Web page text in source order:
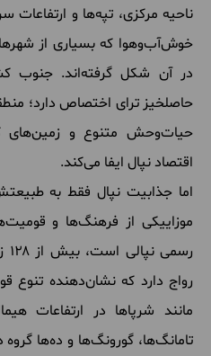
ناحیه مرکزی، تپه‌ها و
خوش‌آب‌وهوا که بسیاری از
در آن شکل گرفته‌اند. جنوب
حاصلخیز ترای اختصاص دارد؛
حیات‌وحش متنوع و زمین‌های
اقتصاد نپال ایفا می‌کند.
اما جذابیت نپال فقط به
موزاییکی از فرهنگ‌ها و
رواج دارد که نشان‌دهنده
مانند شرپاها در ارتفاعات
تامانگ‌ها، گورونگ‌ها و ده‌ها